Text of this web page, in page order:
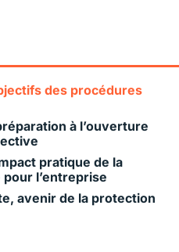
des procédures
à l’ouverture
pratique de la
l’entreprise
avenir de la protection